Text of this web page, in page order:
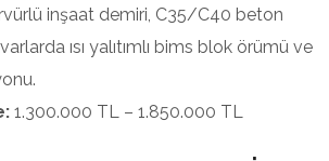
inşaat demiri, C35/C40 beton
ısı yalıtımlı bims blok örümü ve
1.300.000 TL – 1.850.000 TL